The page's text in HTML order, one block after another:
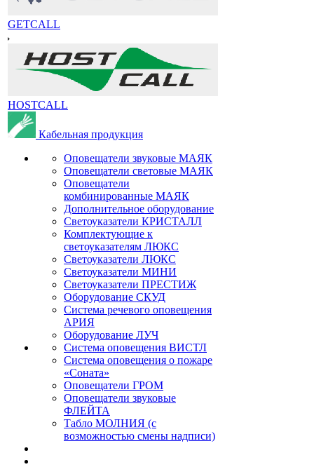
GETCALL
HOSTCALL
Кабельная продукция
Оповещатели звуковые МАЯК
Оповещатели световые МАЯК
Оповещатели
комбинированные МАЯК
Дополнительное оборудование
Светоуказатели КРИСТАЛЛ
Комплектующие к
светоуказателям ЛЮКС
Светоуказатели ЛЮКС
Светоуказатели МИНИ
Светоуказатели ПРЕСТИЖ
Оборудование СКУД
Система речевого оповещения
АРИЯ
Оборудование ЛУЧ
Система оповещения ВИСТЛ
Система оповещения о пожаре
«Соната»
Оповещатели ГРОМ
Оповещатели звуковые
ФЛЕЙТА
Табло МОЛНИЯ (с
возможностью смены надписи)